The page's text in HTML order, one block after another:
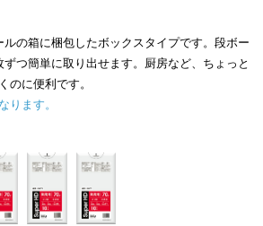
の箱に梱包したボックスタイプです。段ボー
つ簡単に取り出せます。厨房など、ちょっと
のに便利です。
ります。